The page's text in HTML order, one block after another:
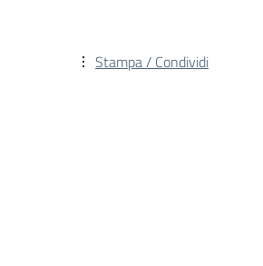
Stampa / Condividi